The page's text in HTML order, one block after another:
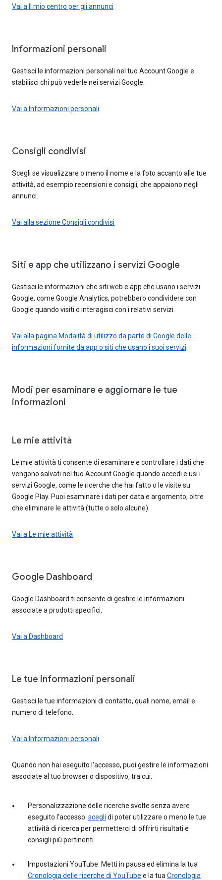
Vai a Il mio centro per gli annunci
Informazioni personali
Gestisci le informazioni personali nel tuo Account Google e
stabilisci chi può vederle nei servizi Google.
Vai a Informazioni personali
Consigli condivisi
Scegli se visualizzare o meno il nome e la foto accanto alle tue
attività, ad esempio recensioni e consigli, che appaiono negli
annunci.
Vai alla sezione Consigli condivisi
Siti e app che utilizzano i servizi Google
Gestisci le informazioni che siti web e app che usano i servizi
Google, come Google Analytics, potrebbero condividere con
Google quando visiti o interagisci con i relativi servizi.
Vai alla pagina Modalità di utilizzo da parte di Google delle
informazioni fornite da app o siti che usano i suoi servizi
Modi per esaminare e aggiornare le tue
informazioni
Le mie attività
Le mie attività ti consente di esaminare e controllare i dati che
vengono salvati nel tuo Account Google quando accedi e usi i
servizi Google, come le ricerche che hai fatto o le visite su
Google Play. Puoi esaminare i dati per data e argomento, oltre
che eliminare le attività (tutte o solo alcune).
Vai a Le mie attività
Google Dashboard
Google Dashboard ti consente di gestire le informazioni
associate a prodotti specifici.
Vai a Dashboard
Le tue informazioni personali
Gestisci le tue informazioni di contatto, quali nome, email e
numero di telefono.
Vai a Informazioni personali
Quando non hai eseguito l'accesso, puoi gestire le informazioni
associate al tuo browser o dispositivo, tra cui:
Personalizzazione delle ricerche svolte senza avere
eseguito l'accesso: scegli di poter utilizzare o meno le tue
attività di ricerca per permetterci di offrirti risultati e
consigli più pertinenti.
Impostazioni YouTube: Metti in pausa ed elimina la tua
Cronologia delle ricerche di YouTube e la tua Cronologia